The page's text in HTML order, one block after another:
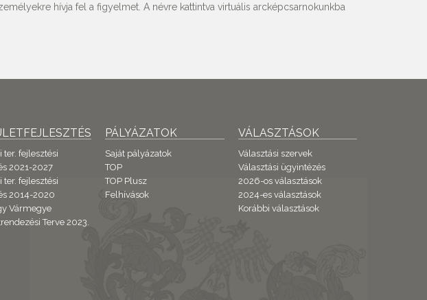
hívja fel a figyelmet. A névre kattintva virtuális arcképcsarnokunkba
ter. fejlesztési
2021-2027
ter. fejlesztési
2014-2020
Vármegye
Terve 2023.
PÁLYÁZATOK
Saját pályázatok
TOP
TOP Plusz
Felhívások
VÁLASZTÁSOK
Választási szervek
Választási ügyintézés
2026-os választások
2024-es választások
Korábbi választások